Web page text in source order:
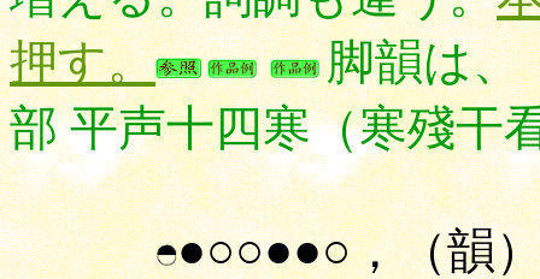
押す。
脚韻は
部 平声十四寒（寒殘干
●○○●●○，（韻